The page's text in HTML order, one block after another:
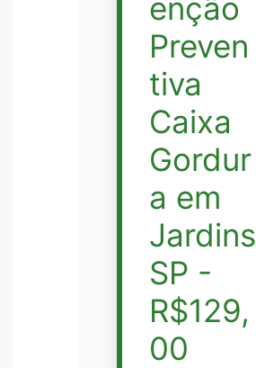
enção
Preven
tiva
Caixa
Gordur
a em
Jardins
SP -
R$129,
00